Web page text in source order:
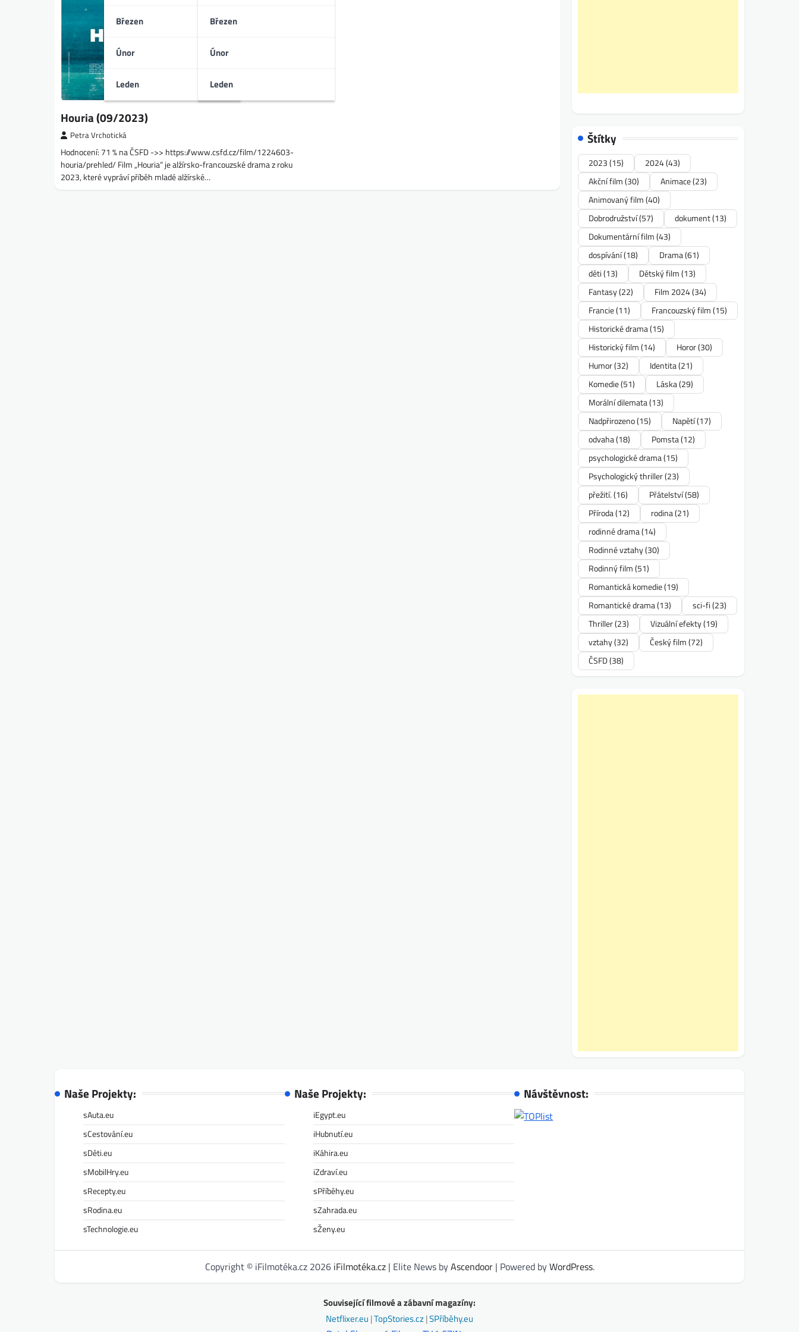
Březen
Únor
Leden
Březen
Únor
Leden
Houria (09/2023)
Petra Vrchotická
Hodnocení: 71 % na ČSFD ->> https://www.csfd.cz/film/1224603-
houria/prehled/ Film „Houria“ je alžírsko-francouzské drama z roku
2023, které vypráví příběh mladé alžírské…
Štítky
2023(15) 2024(43)
Akční film(30) Animace(23)
Animovaný film(40)
Dobrodružství(57) dokument(13)
Dokumentární film(43)
dospívání(18) Drama(61)
děti(13) Dětský film(13)
Fantasy(22) Film 2024(34)
Francie(11) Francouzský film(15)
Historické drama(15)
Historický film(14) Horor(30)
Humor(32) Identita(21)
Komedie(51) Láska(29)
Morální dilemata(13)
Nadpřirozeno(15) Napětí(17)
odvaha(18) Pomsta(12)
psychologické drama(15)
Psychologický thriller(23)
přežití.(16) Přátelství(58)
Příroda(12) rodina(21)
rodinné drama(14)
Rodinné vztahy(30)
Rodinný film(51)
Romantická komedie(19)
Romantické drama(13) sci-fi(23)
Thriller(23) Vizuální efekty(19)
vztahy(32) Český film(72)
ČSFD(38)
Naše Projekty:
sAuta.eu
sCestování.eu
sDěti.eu
sMobilHry.eu
sRecepty.eu
sRodina.eu
sTechnologie.eu
Naše Projekty:
iEgypt.eu
iHubnutí.eu
iKáhira.eu
iZdraví.eu
sPříběhy.eu
sZahrada.eu
sŽeny.eu
Návštěvnost:
Copyright © iFilmotéka.cz 2026 iFilmotéka.cz| Elite News byAscendoor| Powered byWordPress.
Související filmové a zábavní magazíny:
Netflixer.eu |TopStories.cz|SPříběhy.eu